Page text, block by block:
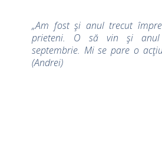
„Am fost şi anul trecut
prieteni. O să vin şi
septembrie. Mi se pare o
(Andrei)